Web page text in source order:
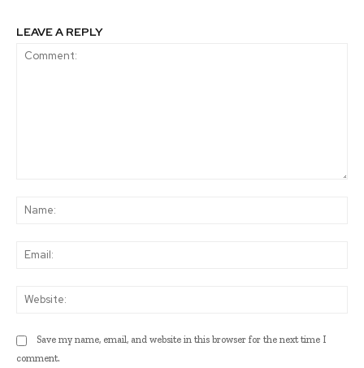
LEAVE A REPLY
Save my name, email, and website in this browser for the next time I
comment.